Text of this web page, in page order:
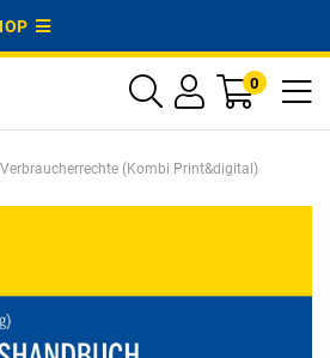
0
(Kombi Print&digital)